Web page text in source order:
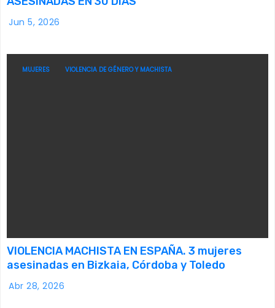
Jun 5, 2026
MUJERES VIOLENCIA DE GÉNERO Y MACHISTA
VIOLENCIA MACHISTA EN ESPAÑA. 3 mujeres
asesinadas en Bizkaia, Córdoba y Toledo
Abr 28, 2026